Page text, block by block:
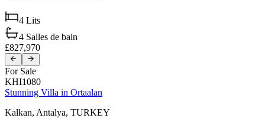
4 Lits
4 Salles de bain
£827,970
For Sale
KHI1080
Stunning Villa in Ortaalan
Kalkan, Antalya, TURKEY